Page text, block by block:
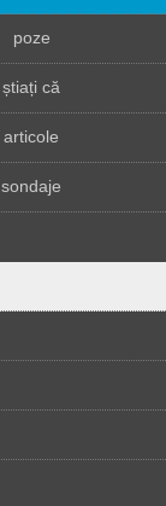
poze
știați că
articole
sondaje